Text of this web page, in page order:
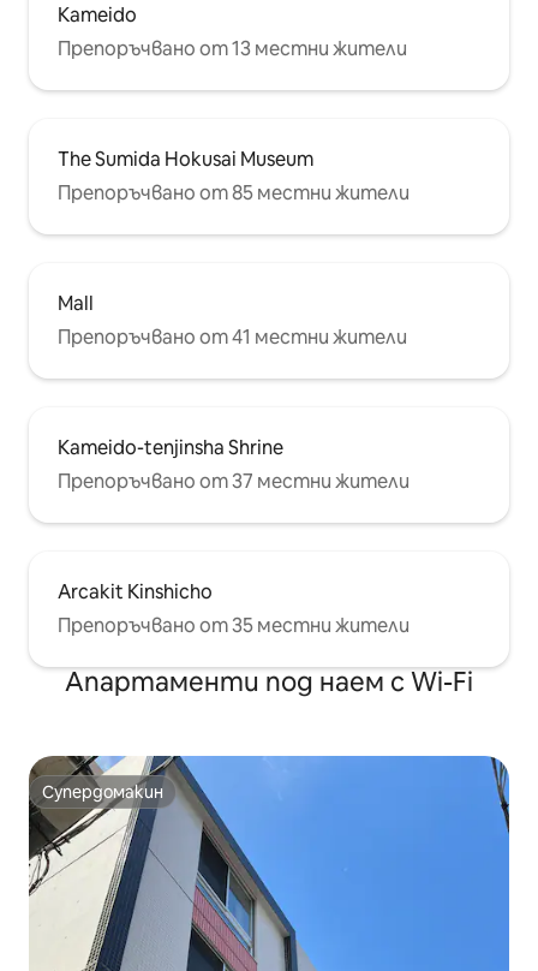
Kameido
Препоръчвано от 13 местни жители
The Sumida Hokusai Museum
Препоръчвано от 85 местни жители
Mall
Препоръчвано от 41 местни жители
Kameido-tenjinsha Shrine
Препоръчвано от 37 местни жители
Arcakit Kinshicho
Препоръчвано от 35 местни жители
Апартаменти под наем с Wi-Fi
Супердомакин
Супердомакин